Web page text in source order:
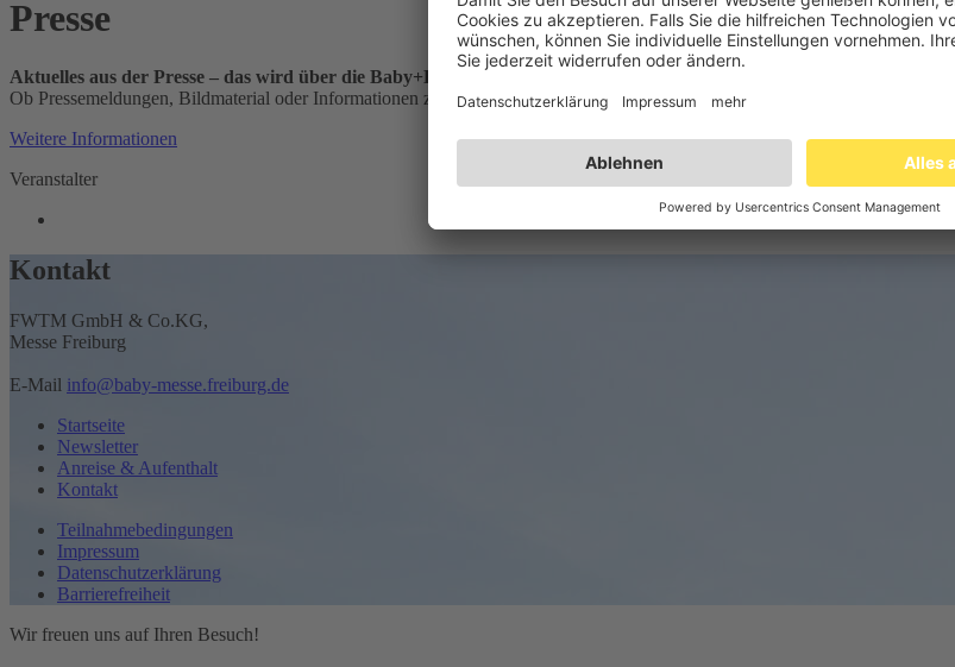
Presse
Aktuelles aus der Presse – das wird über die Baby+Kind Messe geschrieben
Ob Pressemeldungen, Bildmaterial oder Informationen zu Messe TV - Hier finden Sie alles zum Thema Presse!
Weitere Informationen
Veranstalter
Kontakt
FWTM GmbH & Co.KG,
Messe Freiburg
E-Mail info@baby-messe.freiburg.de
Startseite
Newsletter
Anreise & Aufenthalt
Kontakt
Teilnahmebedingungen
Impressum
Datenschutzerklärung
Barrierefreiheit
Wir freuen uns auf Ihren Besuch!